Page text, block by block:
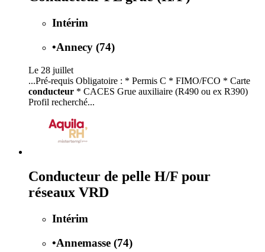
Intérim
•Annecy (74)
Le 28 juillet
...Pré-requis Obligatoire : * Permis C * FIMO/FCO * Carte
conducteur * CACES Grue auxiliaire (R490 ou ex R390)
Profil recherché...
Conducteur de pelle H/F pour
réseaux VRD
Intérim
•Annemasse (74)